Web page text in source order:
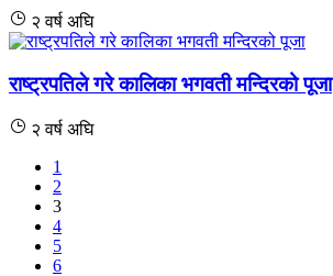
२ वर्ष अघि
राष्ट्रपतिले गरे कालिका भगवती मन्दिरको पूजा
२ वर्ष अघि
1
2
3
4
5
6